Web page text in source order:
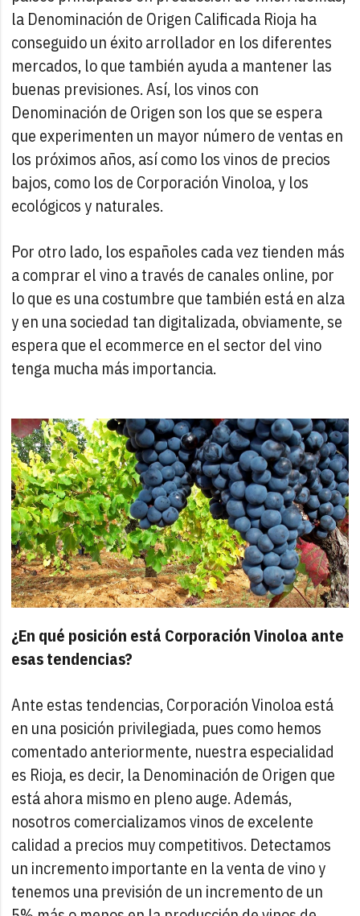
la Denominación de Origen Calificada Rioja ha
conseguido un éxito arrollador en los diferentes
mercados, lo que también ayuda a mantener las
buenas previsiones. Así, los vinos con
Denominación de Origen son los que se espera
que experimenten un mayor número de ventas en
los próximos años, así como los vinos de precios
bajos, como los de Corporación Vinoloa, y los
ecológicos y naturales.
Por otro lado, los españoles cada vez tienden más
a comprar el vino a través de canales online, por
lo que es una costumbre que también está en alza
y en una sociedad tan digitalizada, obviamente, se
espera que el ecommerce en el sector del vino
tenga mucha más importancia.
¿En qué posición está Corporación Vinoloa ante
esas tendencias?
Ante estas tendencias, Corporación Vinoloa está
en una posición privilegiada, pues como hemos
comentado anteriormente, nuestra especialidad
es Rioja, es decir, la Denominación de Origen que
está ahora mismo en pleno auge. Además,
nosotros comercializamos vinos de excelente
calidad a precios muy competitivos. Detectamos
un incremento importante en la venta de vino y
tenemos una previsión de un incremento de un